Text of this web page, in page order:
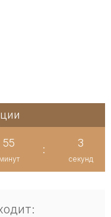
55
минут
:
2
секунд